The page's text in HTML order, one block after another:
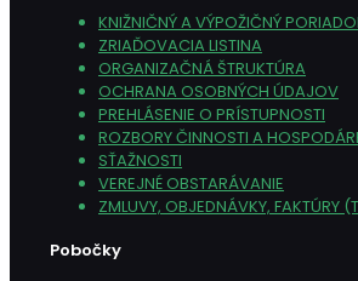
KNIŽNIČNÝ A VÝPOŽIČNÝ
ZRIAĎOVACIA LISTINA
ORGANIZAČNÁ ŠTRUKTÚRA
OCHRANA OSOBNÝCH ÚDAJOV
PREHLÁSENIE O PRÍSTUPNOSTI
ROZBORY ČINNOSTI A
SŤAŽNOSTI
VEREJNÉ OBSTARÁVANIE
ZMLUVY, OBJEDNÁVKY, FAKTÚRY
Pobočky